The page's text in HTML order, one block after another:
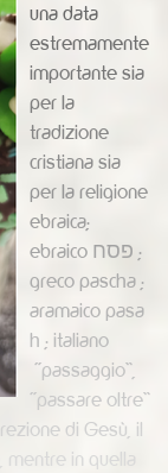
una data
estremamente
importante sia
per la
tradizione
cristiana sia
per la religione
ebraica;
ebraico פסח ;
greco pascha ;
aramaico pasa
h ; italiano
“passaggio”,
“passare oltre”
di Gesù, il
mentre in quella